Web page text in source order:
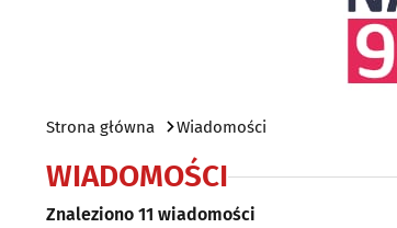
Strona główna Wiadomości
WIADOMOŚCI
Znaleziono 11 wiadomości